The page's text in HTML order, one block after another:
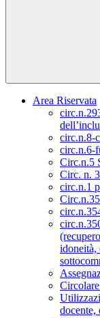
Area Riservata
circ.n.8-
circ.n.6-
Circ.n.5
Circ. n.
circ.n.1
idoneità,
docente,